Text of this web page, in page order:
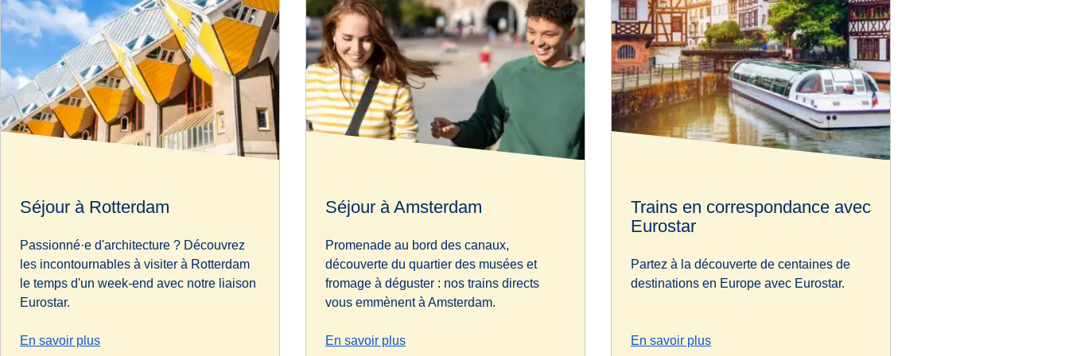
Séjour à Rotterdam
Passionné·e d'architecture ? Découvrez
les incontournables à visiter à Rotterdam
le temps d'un week-end avec notre liaison
Eurostar.
En savoir plus
Séjour à Amsterdam
Promenade au bord des canaux,
découverte du quartier des musées et
fromage à déguster : nos trains directs
vous emmènent à Amsterdam.
En savoir plus
Trains en correspondance avec
Eurostar
Partez à la découverte de centaines de
destinations en Europe avec Eurostar.
En savoir plus